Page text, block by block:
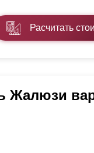
Расчитать
Жалюзи